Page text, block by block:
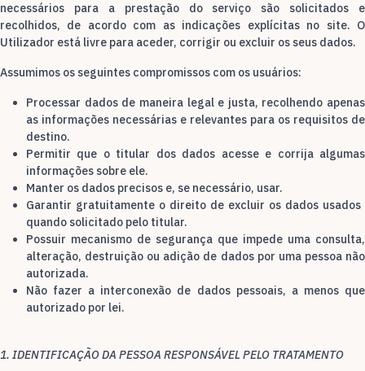
necessários para a prestação do serviço são solicitados e
recolhidos, de acordo com as indicações explícitas no site. O
Utilizador está livre para aceder, corrigir ou excluir os seus dados.
Assumimos os seguintes compromissos com os usuários:
Processar dados de maneira legal e justa, recolhendo apenas
as informações necessárias e relevantes para os requisitos de
destino.
Permitir que o titular dos dados acesse e corrija algumas
informações sobre ele.
Manter os dados precisos e, se necessário, usar.
Garantir gratuitamente o direito de excluir os dados usados ​​
quando solicitado pelo titular.
Possuir mecanismo de segurança que impede uma consulta,
alteração, destruição ou adição de dados por uma pessoa não
autorizada.
Não fazer a interconexão de dados pessoais, a menos que
autorizado por lei.
1. IDENTIFICAÇÃO DA PESSOA RESPONSÁVEL PELO TRATAMENTO